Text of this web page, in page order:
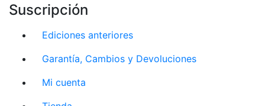
Suscripción
Ediciones anteriores
Garantía, Cambios y Devoluciones
Mi cuenta